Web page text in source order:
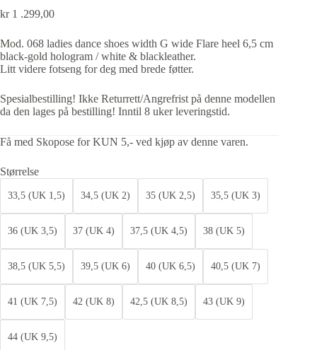
kr1 .299,00
Mod. 068 ladies dance shoes width G wide Flare heel 6,5 cm
black-gold hologram / white & blackleather.
Litt videre fotseng for deg med brede føtter.
Spesialbestilling! Ikke Returrett/Angrefrist på denne modellen
da den lages på bestilling! Inntil 8 uker leveringstid.
Få med Skopose for KUN 5,- ved kjøp av denne varen.
Størrelse
33,5 (UK 1,5) 34,5 (UK 2) 35 (UK 2,5) 35,5 (UK 3)
36 (UK 3,5) 37 (UK 4) 37,5 (UK 4,5) 38 (UK 5)
38,5 (UK 5,5) 39,5 (UK 6) 40 (UK 6,5) 40,5 (UK 7)
41 (UK 7,5) 42 (UK 8) 42,5 (UK 8,5) 43 (UK 9)
44 (UK 9,5)